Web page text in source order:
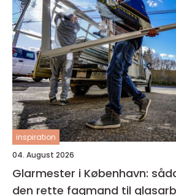
inspiration
04. August 2026
Glarmester i København:
den rette fagmand til